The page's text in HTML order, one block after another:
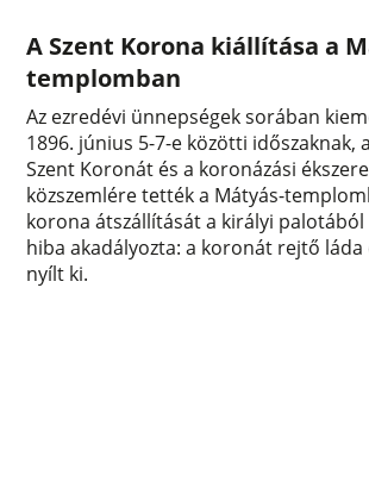
A Szent Korona kiállítása a
templomban
Az ezredévi ünnepségek sorában
1896. június 5-7-e közötti időszaknak,
Szent Koronát és a koronázási
közszemlére tették a Mátyás-
korona átszállítását a királyi palotából
hiba akadályozta: a koronát rejtő láda
nyílt ki.